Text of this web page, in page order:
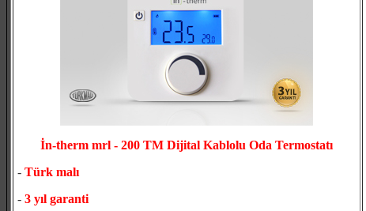
İn-therm mrl - 200 TM Dijital Kablolu Oda Termostatı
- Türk malı
- 3 yıl garanti